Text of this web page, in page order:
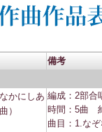
備考
かにしあ
）
編成：2部
時間：5曲
曲目：1.な